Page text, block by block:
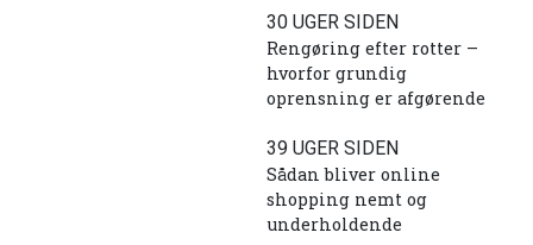
30 UGER SIDEN
Rengøring efter rotter –
hvorfor grundig
oprensning er afgørende
39 UGER SIDEN
Sådan bliver online
shopping nemt og
underholdende